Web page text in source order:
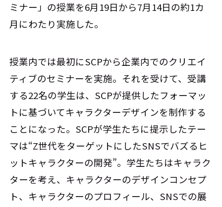
ミナー」の授業を6月19日から7月14日の約1カ
月にわたり実施した。
授業内では最初にSCPから企業内でのクリエイ
ティブのセミナーを実施。それを受けて、受講
する22名の学生は、SCPが提供したフォーマッ
トに基づいてキャラクターデザインを制作する
ことになった。SCPが学生たちに提示したテー
マは“Z世代をターゲットにしたSNSでバズるヒ
ットキャラクターの開発”。学生たちはキャラク
ターを考え、キャラクターのデザインコンセプ
ト、キャラクターのプロフィール、SNSでの展